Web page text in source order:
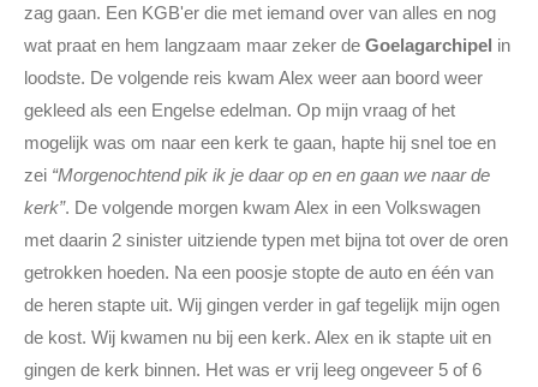
zag gaan. Een KGB'er die met iemand over van alles en nog
wat praat en hem langzaam maar zeker de Goelagarchipel in
loodste. De volgende reis kwam Alex weer aan boord weer
gekleed als een Engelse edelman. Op mijn vraag of het
mogelijk was om naar een kerk te gaan, hapte hij snel toe en
zei “Morgenochtend pik ik je daar op en en gaan we naar de
kerk”. De volgende morgen kwam Alex in een Volkswagen
met daarin 2 sinister uitziende typen met bijna tot over de oren
getrokken hoeden. Na een poosje stopte de auto en één van
de heren stapte uit. Wij gingen verder in gaf tegelijk mijn ogen
de kost. Wij kwamen nu bij een kerk. Alex en ik stapte uit en
gingen de kerk binnen. Het was er vrij leeg ongeveer 5 of 6